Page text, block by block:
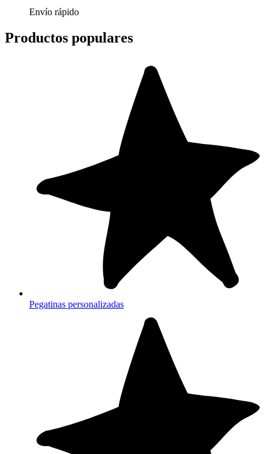
Envío rápido
Productos populares
Pegatinas personalizadas